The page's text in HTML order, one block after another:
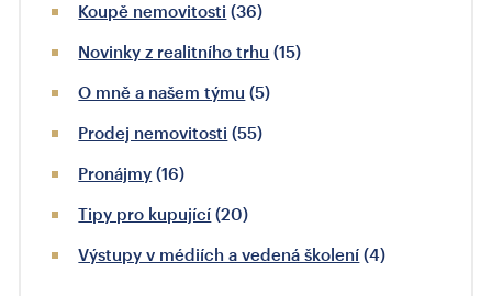
Koupě nemovitosti (36)
Novinky z realitního trhu (15)
O mně a našem týmu (5)
Prodej nemovitosti (55)
Pronájmy (16)
Tipy pro kupující (20)
Výstupy v médiích a vedená školení (4)